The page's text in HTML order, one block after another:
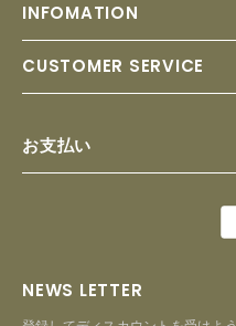
INFOMATION
CUSTOMER SERVICE
お支払い
NEWS LETTER